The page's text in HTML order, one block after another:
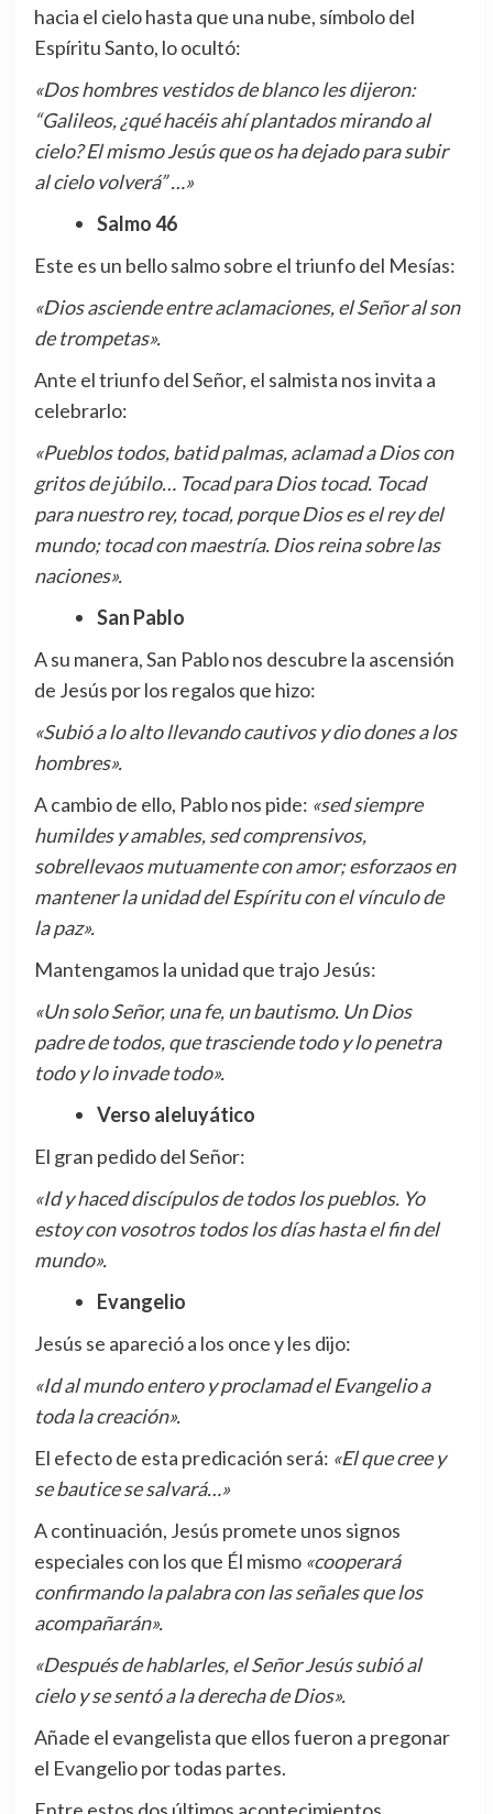
hacia el cielo hasta que una nube, símbolo del
Espíritu Santo, lo ocultó:
«Dos hombres vestidos de blanco les dijeron:
“Galileos, ¿qué hacéis ahí plantados mirando al
cielo? El mismo Jesús que os ha dejado para subir
al cielo volverá” …»
Salmo 46
Este es un bello salmo sobre el triunfo del Mesías:
«Dios asciende entre aclamaciones, el Señor al son
de trompetas».
Ante el triunfo del Señor, el salmista nos invita a
celebrarlo:
«Pueblos todos, batid palmas, aclamad a Dios con
gritos de júbilo… Tocad para Dios tocad. Tocad
para nuestro rey, tocad, porque Dios es el rey del
mundo; tocad con maestría. Dios reina sobre las
naciones».
San Pablo
A su manera, San Pablo nos descubre la ascensión
de Jesús por los regalos que hizo:
«Subió a lo alto llevando cautivos y dio dones a los
hombres».
A cambio de ello, Pablo nos pide: «sed siempre
humildes y amables, sed comprensivos,
sobrellevaos mutuamente con amor; esforzaos en
mantener la unidad del Espíritu con el vínculo de
la paz».
Mantengamos la unidad que trajo Jesús:
«Un solo Señor, una fe, un bautismo. Un Dios
padre de todos, que trasciende todo y lo penetra
todo y lo invade todo».
Verso aleluyático
El gran pedido del Señor:
«Id y haced discípulos de todos los pueblos. Yo
estoy con vosotros todos los días hasta el fin del
mundo».
Evangelio
Jesús se apareció a los once y les dijo:
«Id al mundo entero y proclamad el Evangelio a
toda la creación».
El efecto de esta predicación será: «El que cree y
se bautice se salvará…»
A continuación, Jesús promete unos signos
especiales con los que Él mismo «cooperará
confirmando la palabra con las señales que los
acompañarán».
«Después de hablarles, el Señor Jesús subió al
cielo y se sentó a la derecha de Dios».
Añade el evangelista que ellos fueron a pregonar
el Evangelio por todas partes.